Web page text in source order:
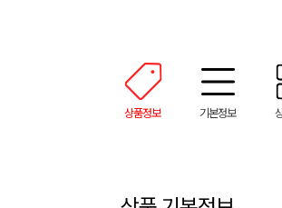
상품정보 기본정보